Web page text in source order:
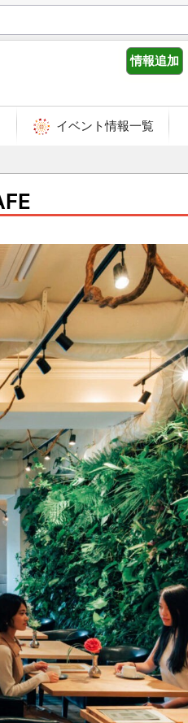
情報追加
イベント情報一覧